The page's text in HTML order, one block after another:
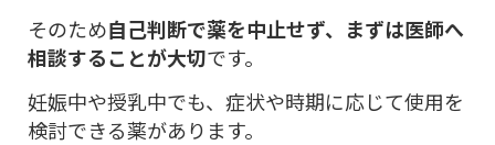
そのため自己判断で薬を中止せず、まずは医師へ
相談することが大切です。
妊娠中や授乳中でも、症状や時期に応じて使用を
検討できる薬があります。